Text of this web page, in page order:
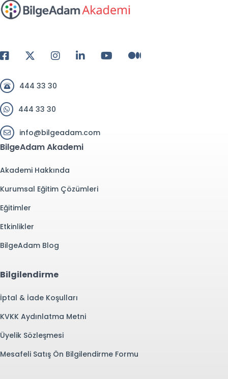
444 33 30
444 33 30
info@bilgeadam.com
BilgeAdam Akademi
Akademi Hakkında
Kurumsal Eğitim Çözümleri
Eğitimler
Etkinlikler
BilgeAdam Blog
Bilgilendirme
İptal & İade Koşulları
KVKK Aydınlatma Metni
Üyelik Sözleşmesi
Mesafeli Satış Ön Bilgilendirme Formu